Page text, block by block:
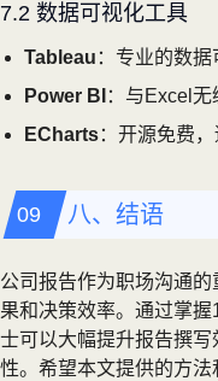
7.2 数据可视化工具
Tableau ：专业的数
Power BI ：与Excel无
ECharts：开源免费
八、结语
公司报告作为职场沟通
果和决策效率。通过掌
士可以大幅提升报告撰
性。希望本文提供的方